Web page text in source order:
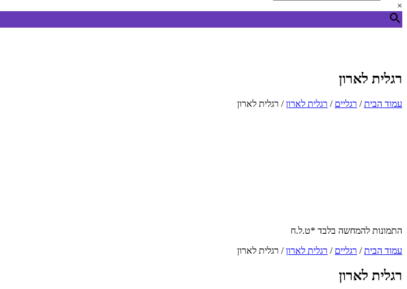
×
רגלית לארון
עמוד הבית/ רגליים / רגלית לארון/ רגלית לארון
התמונות להמחשה בלבד *ט.ל.ח
עמוד הבית/ רגליים / רגלית לארון/ רגלית לארון
רגלית לארון